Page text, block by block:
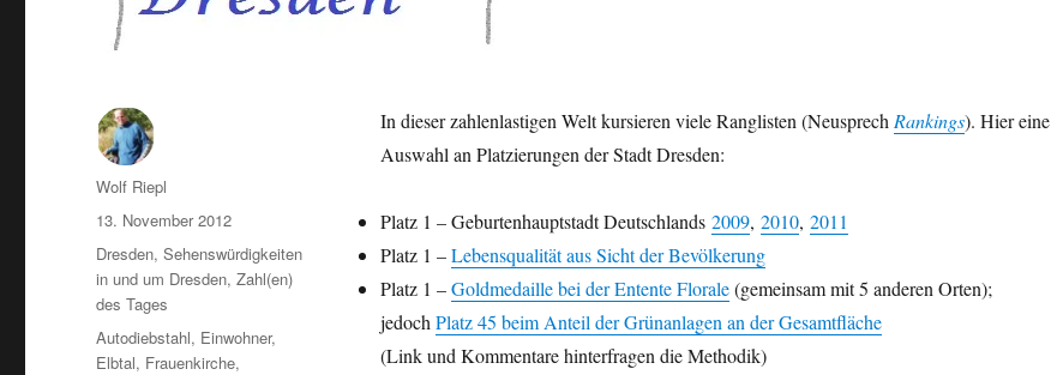
In dieser zahlenlastigen Welt kursieren viele Ranglisten (Neusprech Rankings). Hier eine
Auswahl an Platzierungen der Stadt Dresden:
Platz 1 – Geburtenhauptstadt Deutschlands 2009, 2010, 2011
Platz 1 –Lebensqualität aus Sicht der Bevölkerung
Platz 1 –Goldmedaille bei der Entente Florale(gemeinsam mit 5 anderen Orten);
jedoch Platz 45 beim Anteil der Grünanlagen an der Gesamtfläche
(Link und Kommentare hinterfragen die Methodik)
Autor
Wolf Riepl
Veröffentlicht
am
13. November 2012
Kategorien
Dresden,Sehenswürdigkeiten
in und um Dresden,Zahl(en)
des Tages
Schlagwörter
Autodiebstahl, Einwohner,
Elbtal, Frauenkirche,